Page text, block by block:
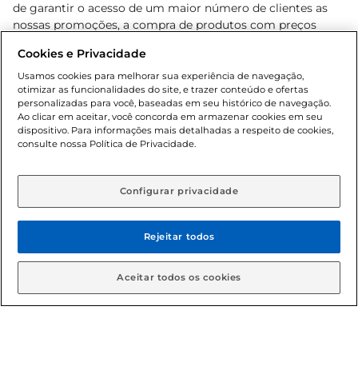
de garantir o acesso de um maior número de clientes as
nossas promoções, a compra de produtos com preços
cliente. Os preços, ofertas e condições são exclusivos para
o e-commerce e válidos durante o dia de hoje, podendo
sofrer alterações sem prévia notificação. Proibida a venda
de bebidas alcoólicas para menores de 18 anos, conforme
Lei n.º 8069/90, art. 81, inciso II (Estatuto da Criança e do
Adolescente). Preços e condições exclusivos para o
aviso prévio. O valor mínimo para as compras on-line é de
© 2026 Copyright. Todos os direitos
reservados Gbarbosa.
Cookies e Privacidade
Usamos cookies para melhorar sua experiência de navegação,
otimizar as funcionalidades do site, e trazer conteúdo e ofertas
personalizadas para você, baseadas em seu histórico de navegação.
Ao clicar em aceitar, você concorda em armazenar cookies em seu
dispositivo. Para informações mais detalhadas a respeito de cookies,
consulte nossa Política de Privacidade.
Configurar privacidade
Rejeitar todos
Aceitar todos os cookies